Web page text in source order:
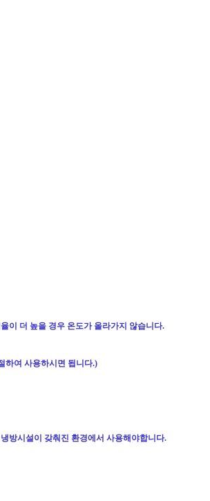
이 더 높을 경우 온도가 올라가지 않습니다.
하여 사용하시면 됩니다.)
방시설이 갖춰진 환경에서 사용해야합니다.